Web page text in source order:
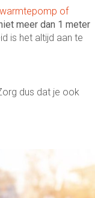
warmtepomp of
meer dan 1 meter
is het altijd aan te
dus dat je ook